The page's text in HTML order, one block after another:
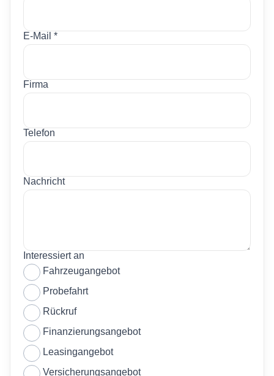
E-Mail *
Firma
Telefon
Nachricht
Interessiert an
Fahrzeugangebot
Probefahrt
Rückruf
Finanzierungsangebot
Leasingangebot
Versicherungsangebot